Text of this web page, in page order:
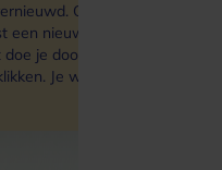
Om in te
een nieuw
je door op de link
Je winkelmand